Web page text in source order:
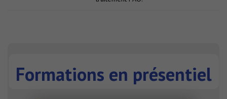
Formations en présentiel